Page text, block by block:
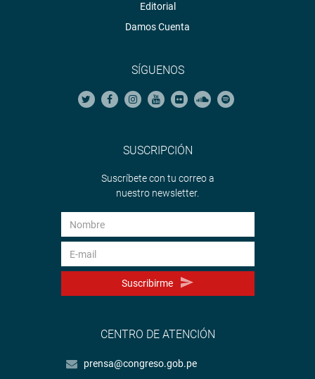
<https://soundcloud.com/radiocongreso>
Editorial
Damos Cuenta
SÍGUENOS
SUSCRIPCIÓN
Suscríbete con tu correo a
nuestro newsletter.
Suscribirme
CENTRO DE ATENCIÓN
prensa@congreso.gob.pe